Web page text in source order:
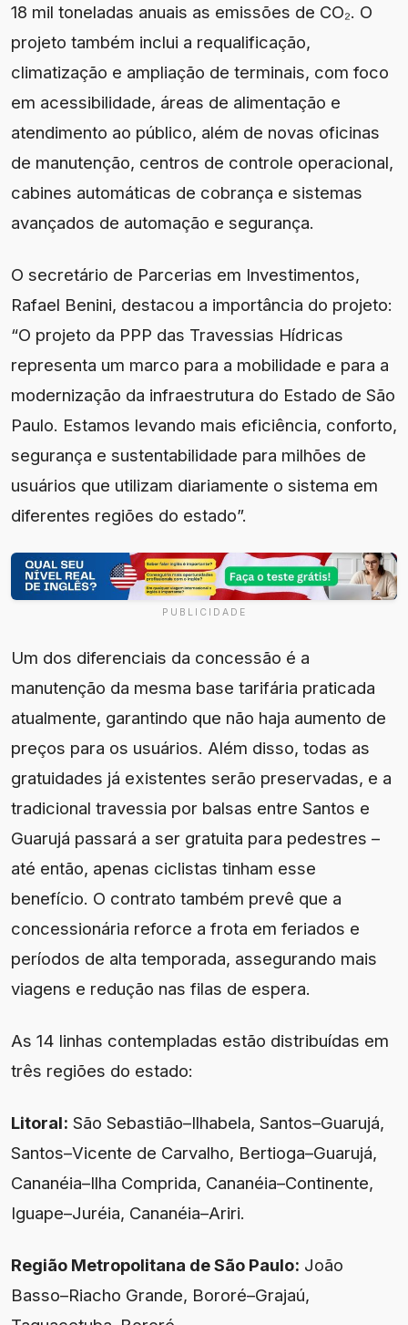
18 mil toneladas anuais as emissões de CO₂. O
projeto também inclui a requalificação,
climatização e ampliação de terminais, com foco
em acessibilidade, áreas de alimentação e
atendimento ao público, além de novas oficinas
de manutenção, centros de controle operacional,
cabines automáticas de cobrança e sistemas
avançados de automação e segurança.
O secretário de Parcerias em Investimentos,
Rafael Benini, destacou a importância do projeto:
“O projeto da PPP das Travessias Hídricas
representa um marco para a mobilidade e para a
modernização da infraestrutura do Estado de São
Paulo. Estamos levando mais eficiência, conforto,
segurança e sustentabilidade para milhões de
usuários que utilizam diariamente o sistema em
diferentes regiões do estado”.
PUBLICIDADE
Um dos diferenciais da concessão é a
manutenção da mesma base tarifária praticada
atualmente, garantindo que não haja aumento de
preços para os usuários. Além disso, todas as
gratuidades já existentes serão preservadas, e a
tradicional travessia por balsas entre Santos e
Guarujá passará a ser gratuita para pedestres –
até então, apenas ciclistas tinham esse
benefício. O contrato também prevê que a
concessionária reforce a frota em feriados e
períodos de alta temporada, assegurando mais
viagens e redução nas filas de espera.
As 14 linhas contempladas estão distribuídas em
três regiões do estado:
Litoral: São Sebastião–Ilhabela, Santos–Guarujá,
Santos–Vicente de Carvalho, Bertioga–Guarujá,
Cananéia–Ilha Comprida, Cananéia–Continente,
Iguape–Juréia, Cananéia–Ariri.
Região Metropolitana de São Paulo: João
Basso–Riacho Grande, Bororé–Grajaú,